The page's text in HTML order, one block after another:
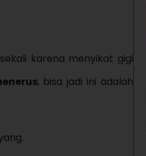
karena menyikat gigi
, bisa jadi ini adalah